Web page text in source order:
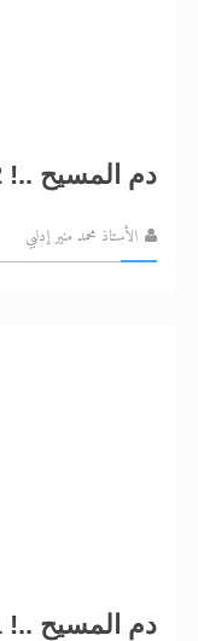
دم المسيح ..! 2
الأستاذ محمد منير إدلبي
دم المسيح ..! 1